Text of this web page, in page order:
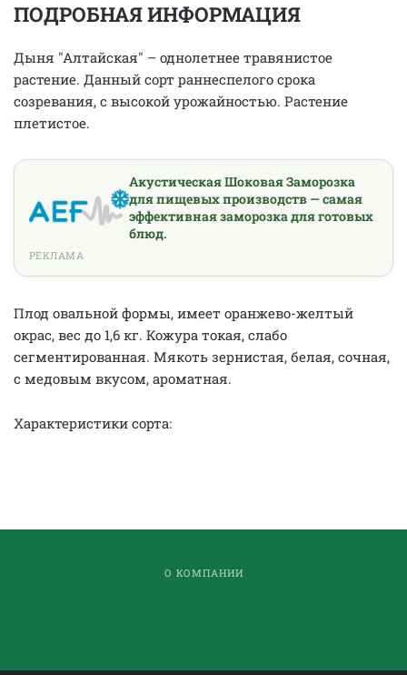
ПОДРОБНАЯ ИНФОРМАЦИЯ
Дыня "Алтайская" – однолетнее травянистое
растение. Данный сорт раннеспелого срока
созревания, с высокой урожайностью. Растение
плетистое.
Акустическая Шоковая Заморозка
для пищевых производств — самая
эффективная заморозка для готовых
блюд.
РЕКЛАМА
Плод овальной формы, имеет оранжево-желтый
окрас, вес до 1,6 кг. Кожура токая, слабо
сегментированная. Мякоть зернистая, белая, сочная,
с медовым вкусом, ароматная.
Характеристики сорта:
О КОМПАНИИ